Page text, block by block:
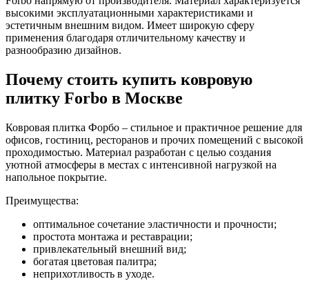
высокими эксплуатационными характеристиками и
эстетичным внешним видом. Имеет широкую сферу
применения благодаря отличительному качеству и
разнообразию дизайнов.
Почему стоить купить ковровую
плитку Forbo в Москве
Ковровая плитка Форбо – стильное и практичное решение для
офисов, гостиниц, ресторанов и прочих помещений с высокой
проходимостью. Материал разработан с целью создания
уютной атмосферы в местах с интенсивной нагрузкой на
напольное покрытие.
Преимущества:
оптимальное сочетание эластичности и прочности;
простота монтажа и реставрации;
привлекательный внешний вид;
богатая цветовая палитра;
неприхотливость в уходе.